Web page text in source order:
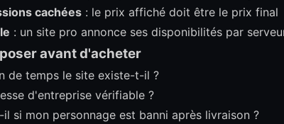
cachées : le prix affiché doit être le prix final
: un site pro annonce ses disponibilités par
avant d'acheter
de temps le site existe-t-il ?
d'entreprise vérifiable ?
il si mon personnage est banni après livraison ?